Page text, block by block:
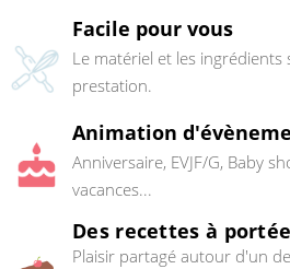
Facile pour vous
Le matériel et les
prestation.
Animation
Anniversaire, EVJF/G, Baby
vacances...
Des recettes à
Plaisir partagé autour d'un